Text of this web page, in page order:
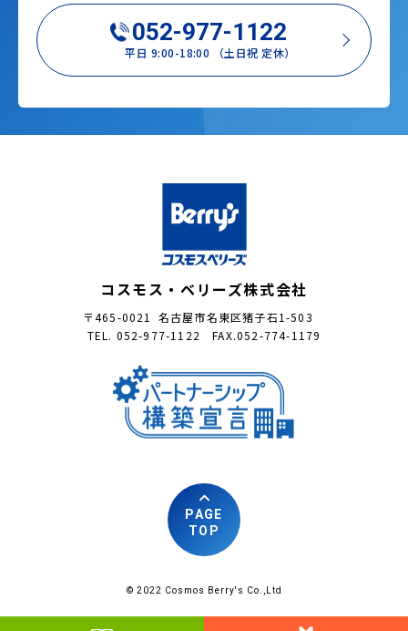
052-977-1122
平日 9:00-18:00 （土日祝 定休）
コスモス・ベリーズ株式会社
〒465-0021 名古屋市名東区猪子石1-503
TEL. 052-977-1122 FAX.052-774-1179
© 2022 Cosmos Berry's Co.,Ltd
PAGE
TOP